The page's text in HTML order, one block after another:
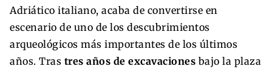
Adriático italiano, acaba de convertirse en
escenario de uno de los descubrimientos
arqueológicos más importantes de los últimos
años. Tras tres años de excavaciones bajo la plaza